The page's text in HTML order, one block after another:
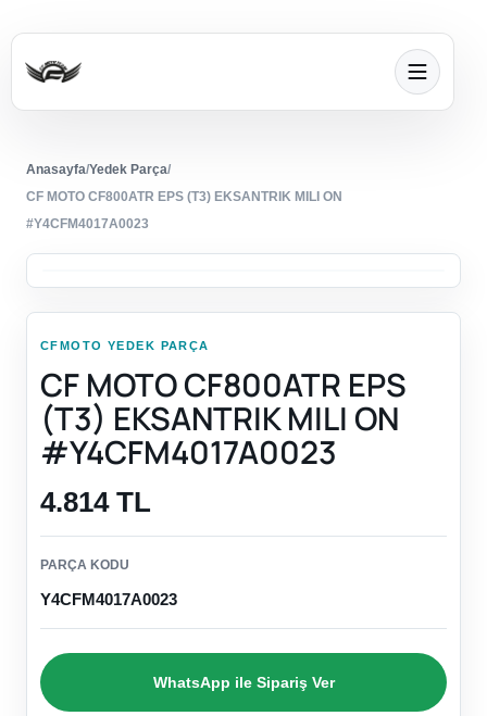
Anasayfa/Yedek Parça/
CF MOTO CF800ATR EPS (T3) EKSANTRIK MILI ON
#Y4CFM4017A0023
CFMOTO YEDEK PARÇA
CF MOTO CF800ATR EPS
(T3) EKSANTRIK MILI ON
#Y4CFM4017A0023
4.814 TL
PARÇA KODU
Y4CFM4017A0023
WhatsApp ile Sipariş Ver